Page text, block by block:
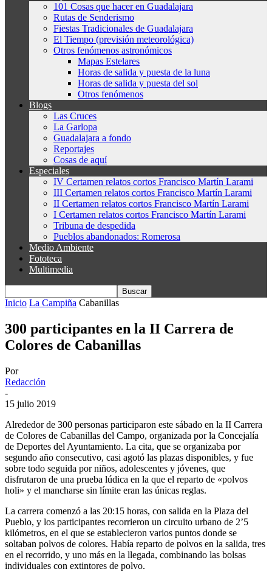
101 Cosas que hacer en Guadalajara
Rutas de Senderismo
Fiestas Tradicionales de Guadalajara
El Tiempo (previsión meteorológica)
Otros fenómenos astronómicos
Mapas Estelares
Horas de salida y puesta de la luna
Horas de salida y puesta del sol
Otros fenómenos
Blogs
Las Cruces
La Garlopa
Guadalajara a fondo
Reportajes
Cosas de aquí
Especiales
IV Certamen relatos cortos Francisco Martín Larami
III Certamen relatos cortos Francisco Martín Larami
II Certamen relatos cortos Francisco Martín Larami
I Certamen relatos cortos Francisco Martín Larami
Tribuna de despedida
Pueblos abandonados: Romerosa
Medio Ambiente
Fototeca
Multimedia
Inicio La Campiña Cabanillas
300 participantes en la II Carrera de
Colores de Cabanillas
Por
Redacción
-
15 julio 2019
Alrededor de 300 personas participaron este sábado en la II Carrera
de Colores de Cabanillas del Campo, organizada por la Concejalía
de Deportes del Ayuntamiento. La cita, que se organizaba por
segundo año consecutivo, casi agotó las plazas disponibles, y fue
sobre todo seguida por niños, adolescentes y jóvenes, que
disfrutaron de una prueba lúdica en la que el reparto de «polvos
holi» y el mancharse sin límite eran las únicas reglas.
La carrera comenzó a las 20:15 horas, con salida en la Plaza del
Pueblo, y los participantes recorrieron un circuito urbano de 2’5
kilómetros, en el que se establecieron varios puntos donde se
soltaban polvos de colores. Había reparto de polvos en la salida, tres
en el recorrido, y uno más en la llegada, combinando las bolsas
individuales con extintores de polvo.